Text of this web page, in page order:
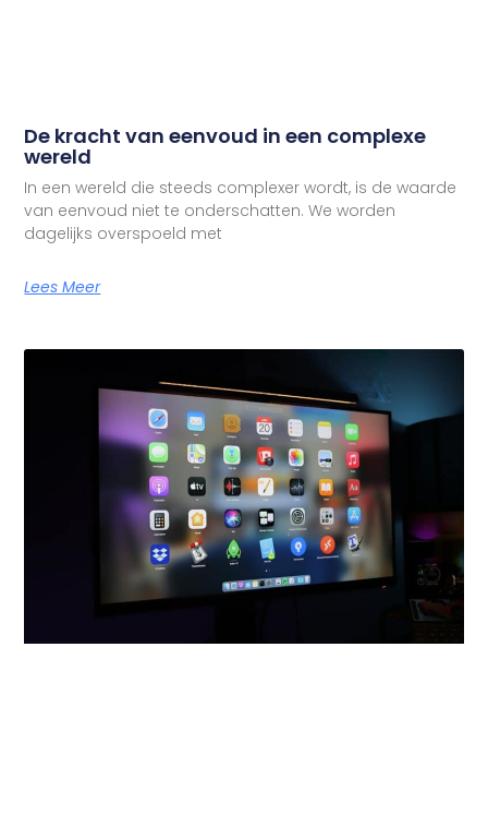
De kracht van eenvoud in een complexe
wereld
In een wereld die steeds complexer wordt, is de waarde
van eenvoud niet te onderschatten. We worden
dagelijks overspoeld met
Lees Meer